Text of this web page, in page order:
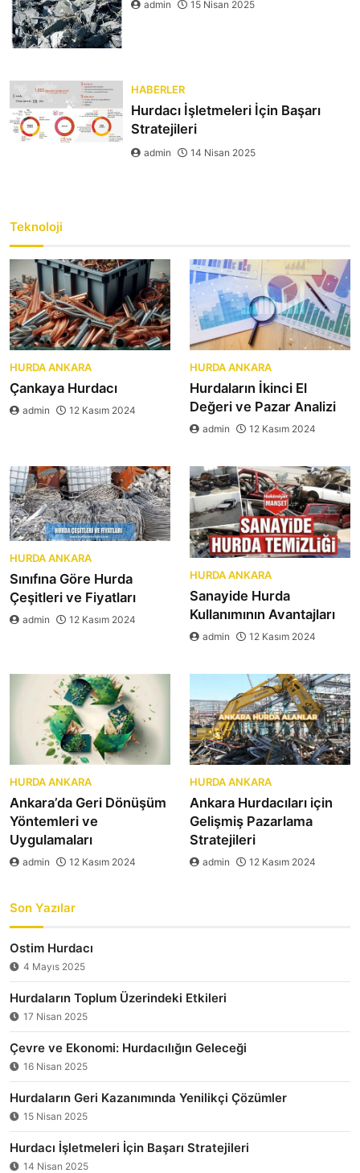
admin 15 Nisan 2025
HABERLER
Hurdacı İşletmeleri İçin Başarı
Stratejileri
admin 14 Nisan 2025
Teknoloji
HURDA ANKARA
Çankaya Hurdacı
admin 12 Kasım 2024
HURDA ANKARA
Hurdaların İkinci El
Değeri ve Pazar Analizi
admin 12 Kasım 2024
HURDA ANKARA
Sınıfına Göre Hurda
Çeşitleri ve Fiyatları
admin 12 Kasım 2024
HURDA ANKARA
Sanayide Hurda
Kullanımının Avantajları
admin 12 Kasım 2024
HURDA ANKARA
Ankara’da Geri Dönüşüm
Yöntemleri ve
Uygulamaları
admin 12 Kasım 2024
HURDA ANKARA
Ankara Hurdacıları için
Gelişmiş Pazarlama
Stratejileri
admin 12 Kasım 2024
Son Yazılar
Ostim Hurdacı
4 Mayıs 2025
Hurdaların Toplum Üzerindeki Etkileri
17 Nisan 2025
Çevre ve Ekonomi: Hurdacılığın Geleceği
16 Nisan 2025
Hurdaların Geri Kazanımında Yenilikçi Çözümler
15 Nisan 2025
Hurdacı İşletmeleri İçin Başarı Stratejileri
14 Nisan 2025